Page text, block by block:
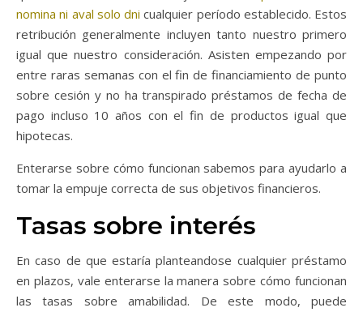
nomina ni aval solo dni cualquier período establecido. Estos
retribución generalmente incluyen tanto nuestro primero
igual que nuestro consideración. Asisten empezando por
entre raras semanas con el fin de financiamiento de punto
sobre cesión y no ha transpirado préstamos de fecha de
pago incluso 10 años con el fin de productos igual que
hipotecas.
Enterarse sobre cómo funcionan sabemos para ayudarlo a
tomar la empuje correcta de sus objetivos financieros.
Tasas sobre interés
En caso de que estaría planteandose cualquier préstamo
en plazos, vale enterarse la manera sobre cómo funcionan
las tasas sobre amabilidad. De este modo, puede